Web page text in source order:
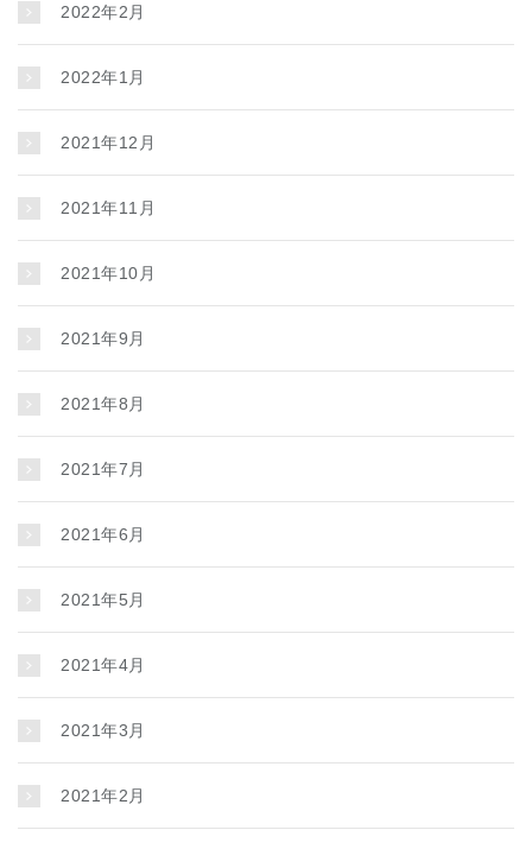
2022年2月
2022年1月
2021年12月
2021年11月
2021年10月
2021年9月
2021年8月
2021年7月
2021年6月
2021年5月
2021年4月
2021年3月
2021年2月